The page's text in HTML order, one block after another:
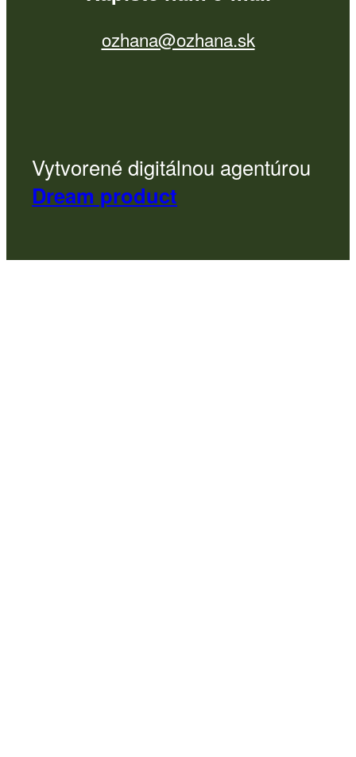
ozhana@ozhana.sk
Vytvorené digitálnou agentúrou
Dream product